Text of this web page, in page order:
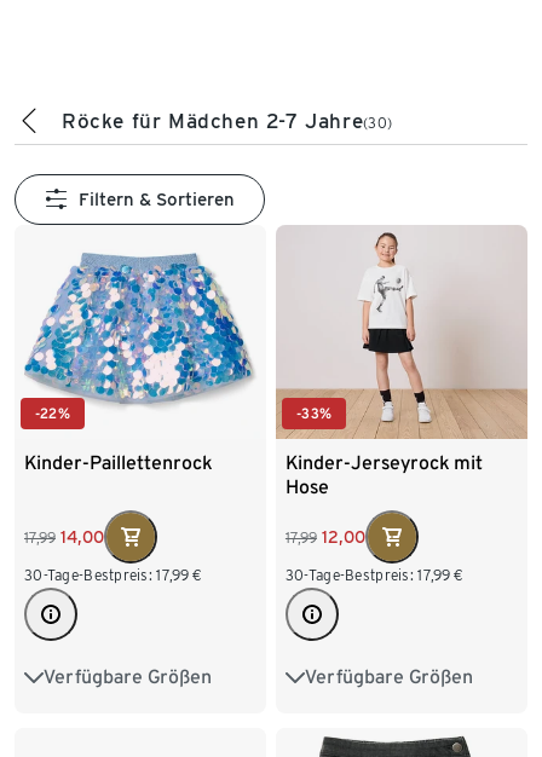
Röcke für Mädchen 2-7 Jahre(30)
Filtern & Sortieren
-22%
Kinder-Paillettenrock
17,99 14,00
30-Tage-Bestpreis: 17,99 €
Verfügbare Größen
98/104 110/116
-33%
Kinder-Jerseyrock mit
Hose
17,99 12,00
30-Tage-Bestpreis: 17,99 €
Verfügbare Größen
122/128 134/140